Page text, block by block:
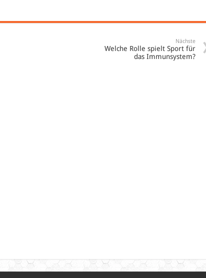
Nächste
Welche Rolle spielt Sport für
das Immunsystem?